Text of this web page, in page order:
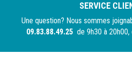
SERVICE
Une question? Nous sommes
09.83.88.49.25 de 9h30 à 20h00,